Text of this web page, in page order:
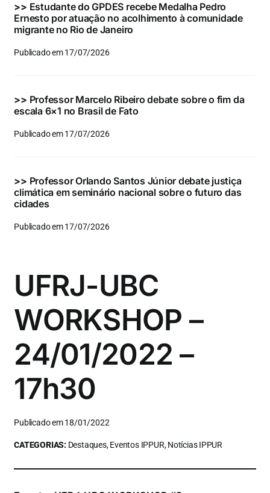
>> Estudante do GPDES recebe Medalha Pedro
Ernesto por atuação no acolhimento à comunidade
migrante no Rio de Janeiro
Publicado em 17/07/2026
>> Professor Marcelo Ribeiro debate sobre o fim da
escala 6×1 no Brasil de Fato
Publicado em 17/07/2026
>> Professor Orlando Santos Júnior debate justiça
climática em seminário nacional sobre o futuro das
cidades
Publicado em 17/07/2026
UFRJ-UBC
WORKSHOP –
24/01/2022 –
17h30
Publicado em 18/01/2022
CATEGORIAS: Destaques, Eventos IPPUR, Notícias IPPUR